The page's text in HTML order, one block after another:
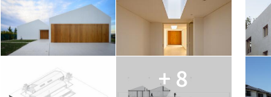
+ 8